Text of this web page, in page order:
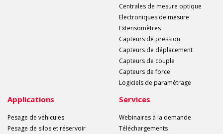
Centrales de mesure optique
Electroniques de mesure
Extensomètres
Capteurs de pression
Capteurs de déplacement
Capteurs de couple
Capteurs de force
Logiciels de paramétrage
Applications
Pesage de véhicules
Pesage de silos et réservoir
Services
Webinaires à la demande
Téléchargements